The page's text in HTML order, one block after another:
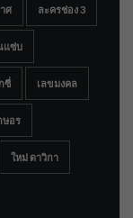
ศ ละครช่อง 3
แซ่บ
ซี่ เลขมงคล
ษอร
ใหม่ ดาวิกา